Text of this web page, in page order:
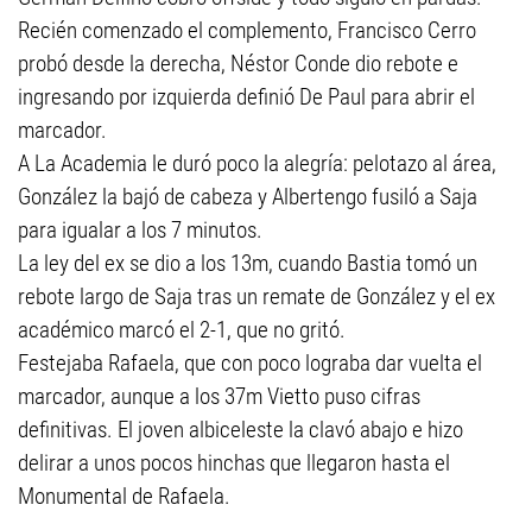
Recién comenzado el complemento, Francisco Cerro
probó desde la derecha, Néstor Conde dio rebote e
ingresando por izquierda definió De Paul para abrir el
marcador.
A La Academia le duró poco la alegría: pelotazo al área,
González la bajó de cabeza y Albertengo fusiló a Saja
para igualar a los 7 minutos.
La ley del ex se dio a los 13m, cuando Bastia tomó un
rebote largo de Saja tras un remate de González y el ex
académico marcó el 2-1, que no gritó.
Festejaba Rafaela, que con poco lograba dar vuelta el
marcador, aunque a los 37m Vietto puso cifras
definitivas. El joven albiceleste la clavó abajo e hizo
delirar a unos pocos hinchas que llegaron hasta el
Monumental de Rafaela.